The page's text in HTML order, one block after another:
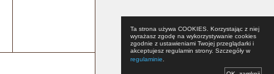
Ta strona używa COOKIES. Korzystając z niej
wyrażasz zgodę na wykorzystywanie cookies
zgodnie z ustawieniami Twojej przeglądarki i
akceptujesz regulamin strony. Szczegóły w
regulaminie